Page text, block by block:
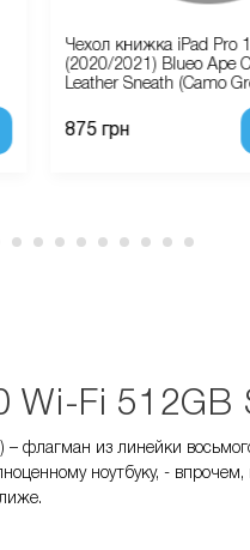
Чехол книжка iPad Pro
(2020/2021) Blueo Ape
Leather Sneath (Camo
875 грн
Fi 512GB
– флагман из линейки
ноутбуку, -